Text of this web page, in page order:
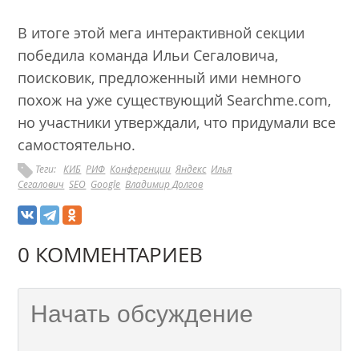
В итоге этой мега интерактивной секции
победила команда Ильи Сегаловича,
поисковик, предложенный ими немного
похож на уже существующий Searchme.com,
но участники утверждали, что придумали все
самостоятельно.
Теги: КИБ РИФ Конференции Яндекс Илья
Сегалович SEO Google Владимир Долгов
0 КОММЕНТАРИЕВ